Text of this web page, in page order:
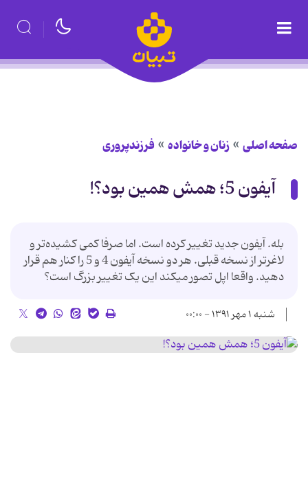
صفحه اصلی زنان و خانواده فرزندپروری
آیفون 5؛ همش همین بود؟!
بله. آیفون جدید تغییر کرده است. اما صرفا کمی کشیده‌تر و
لاغرتر از نسخه قبلی. هر دو نسخه آیفون 4 و 5 را کنار هم قرار
دهید. واقعا اپل تصور میکند این یک تغییر بزرگ است؟
شنبه ۱ مهر ۱۳۹۱ - ۰۰:۰۰